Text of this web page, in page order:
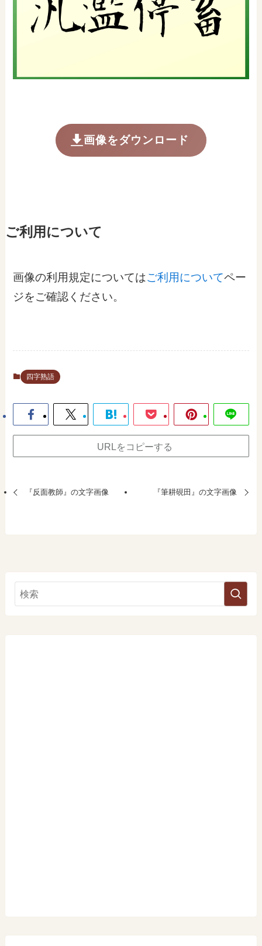
画像をダウンロード
ご利用について
画像の利用規定についてはご利用についてペー
ジをご確認ください。
四字熟語
URLをコピーする
『反面教師』の文字画像 『筆耕硯田』の文字画像